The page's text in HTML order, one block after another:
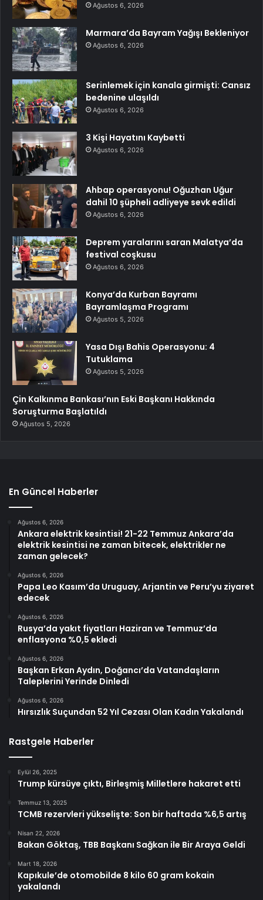
Ağustos 6, 2026
Marmara’da Bayram Yağışı Bekleniyor
Ağustos 6, 2026
Serinlemek için kanala girmişti: Cansız
bedenine ulaşıldı
Ağustos 6, 2026
3 Kişi Hayatını Kaybetti
Ağustos 6, 2026
Ahbap operasyonu! Oğuzhan Uğur
dahil 10 şüpheli adliyeye sevk edildi
Ağustos 6, 2026
Deprem yaralarını saran Malatya’da
festival coşkusu
Ağustos 6, 2026
Konya’da Kurban Bayramı
Bayramlaşma Programı
Ağustos 5, 2026
Yasa Dışı Bahis Operasyonu: 4
Tutuklama
Ağustos 5, 2026
Çin Kalkınma Bankası’nın Eski Başkanı Hakkında
Soruşturma Başlatıldı
Ağustos 5, 2026
En Güncel Haberler
Ağustos 6, 2026
Ankara elektrik kesintisi! 21-22 Temmuz Ankara’da
elektrik kesintisi ne zaman bitecek, elektrikler ne
zaman gelecek?
Ağustos 6, 2026
Papa Leo Kasım’da Uruguay, Arjantin ve Peru’yu ziyaret
edecek
Ağustos 6, 2026
Rusya’da yakıt fiyatları Haziran ve Temmuz’da
enflasyona %0,5 ekledi
Ağustos 6, 2026
Başkan Erkan Aydın, Doğancı’da Vatandaşların
Taleplerini Yerinde Dinledi
Ağustos 6, 2026
Hırsızlık Suçundan 52 Yıl Cezası Olan Kadın Yakalandı
Rastgele Haberler
Eylül 26, 2025
Trump kürsüye çıktı, Birleşmiş Milletlere hakaret etti
Temmuz 13, 2025
TCMB rezervleri yükselişte: Son bir haftada %6,5 artış
Nisan 22, 2026
Bakan Göktaş, TBB Başkanı Sağkan ile Bir Araya Geldi
Mart 18, 2026
Kapıkule’de otomobilde 8 kilo 60 gram kokain
yakalandı